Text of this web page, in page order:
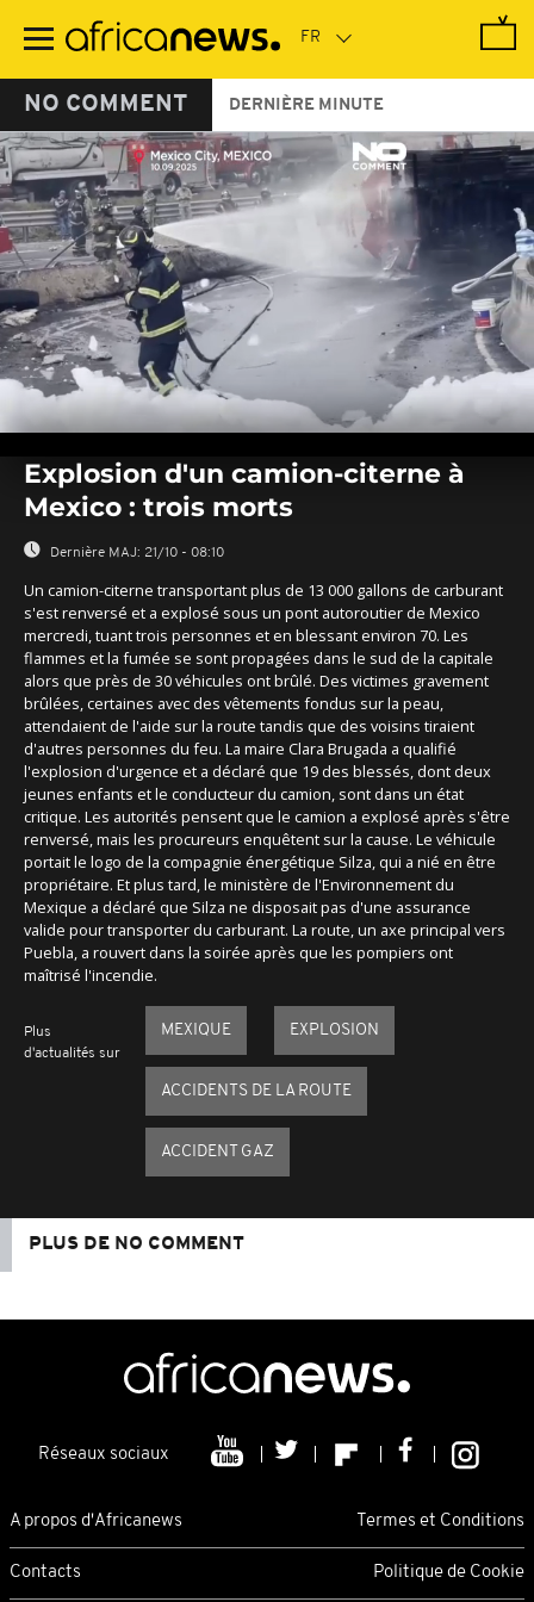
contenu
NO COMMENT DERNIÈRE MINUTE
seconds
seconds
Explosion d'un camion-citerne à
Mexico : trois morts
Dernière MAJ: 21/10 - 08:10
Un camion-citerne transportant plus de 13 000 gallons de carburant
s'est renversé et a explosé sous un pont autoroutier de Mexico
mercredi, tuant trois personnes et en blessant environ 70. Les
flammes et la fumée se sont propagées dans le sud de la capitale
alors que près de 30 véhicules ont brûlé. Des victimes gravement
brûlées, certaines avec des vêtements fondus sur la peau,
attendaient de l'aide sur la route tandis que des voisins tiraient
d'autres personnes du feu. La maire Clara Brugada a qualifié
l'explosion d'urgence et a déclaré que 19 des blessés, dont deux
jeunes enfants et le conducteur du camion, sont dans un état
critique. Les autorités pensent que le camion a explosé après s'être
renversé, mais les procureurs enquêtent sur la cause. Le véhicule
portait le logo de la compagnie énergétique Silza, qui a nié en être
propriétaire. Et plus tard, le ministère de l'Environnement du
Mexique a déclaré que Silza ne disposait pas d'une assurance
valide pour transporter du carburant. La route, un axe principal vers
Puebla, a rouvert dans la soirée après que les pompiers ont
maîtrisé l'incendie.
Plus
d'actualités sur
MEXIQUE EXPLOSION
ACCIDENTS DE LA ROUTE
ACCIDENT GAZ
PLUS DE NO COMMENT
Réseaux sociaux
A propos d'Africanews Termes et Conditions
Contacts Politique de Cookie